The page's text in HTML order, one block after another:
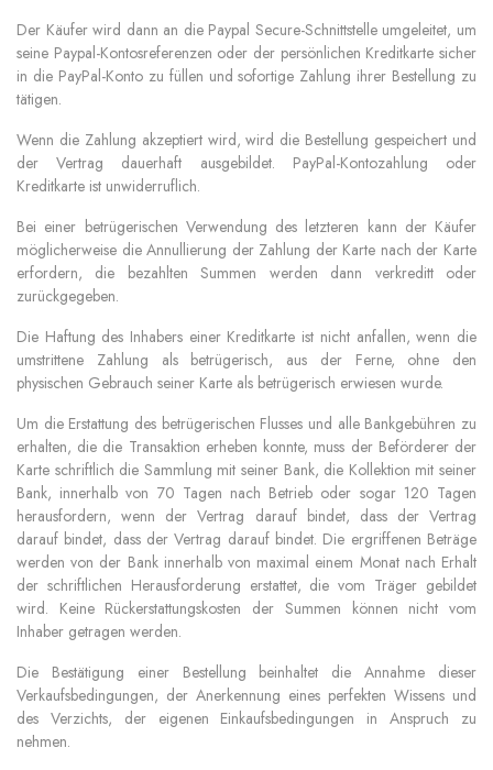
Der Käufer wird dann an die Paypal Secure-Schnittstelle umgeleitet, um
seine Paypal-Kontosreferenzen oder der persönlichen Kreditkarte sicher
in die PayPal-Konto zu füllen und sofortige Zahlung ihrer Bestellung zu
tätigen.
Wenn die Zahlung akzeptiert wird, wird die Bestellung gespeichert und
der Vertrag dauerhaft ausgebildet. PayPal-Kontozahlung oder
Kreditkarte ist unwiderruflich.
Bei einer betrügerischen Verwendung des letzteren kann der Käufer
möglicherweise die Annullierung der Zahlung der Karte nach der Karte
erfordern, die bezahlten Summen werden dann verkreditt oder
zurückgegeben.
Die Haftung des Inhabers einer Kreditkarte ist nicht anfallen, wenn die
umstrittene Zahlung als betrügerisch, aus der Ferne, ohne den
physischen Gebrauch seiner Karte als betrügerisch erwiesen wurde.
Um die Erstattung des betrügerischen Flusses und alle Bankgebühren zu
erhalten, die die Transaktion erheben konnte, muss der Beförderer der
Karte schriftlich die Sammlung mit seiner Bank, die Kollektion mit seiner
Bank, innerhalb von 70 Tagen nach Betrieb oder sogar 120 Tagen
herausfordern, wenn der Vertrag darauf bindet, dass der Vertrag
darauf bindet, dass der Vertrag darauf bindet. Die ergriffenen Beträge
werden von der Bank innerhalb von maximal einem Monat nach Erhalt
der schriftlichen Herausforderung erstattet, die vom Träger gebildet
wird. Keine Rückerstattungskosten der Summen können nicht vom
Inhaber getragen werden.
Die Bestätigung einer Bestellung beinhaltet die Annahme dieser
Verkaufsbedingungen, der Anerkennung eines perfekten Wissens und
des Verzichts, der eigenen Einkaufsbedingungen in Anspruch zu
nehmen.